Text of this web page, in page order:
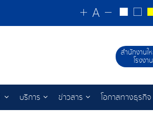
สำนักงานใ
โรงงา
บริการ ข่าวสาร โอกาสทางธุรกิจ